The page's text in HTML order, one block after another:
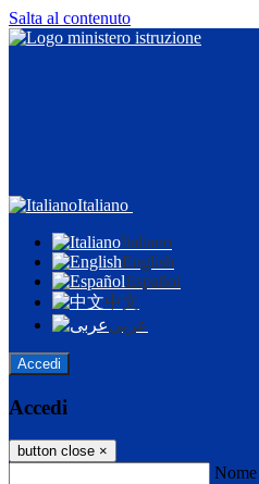
Salta al contenuto
Italiano
Italiano
English
Español
中文
عربى
Accedi
Accedi
button close ×